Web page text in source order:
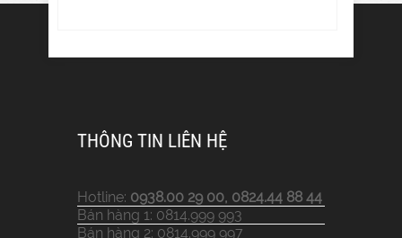
THÔNG TIN LIÊN HỆ
Hotline: 0938.00 29 00, 0824.44 88 44
Bán hàng 1: 0814.999 993
Bán hàng 2: 0814.999 997